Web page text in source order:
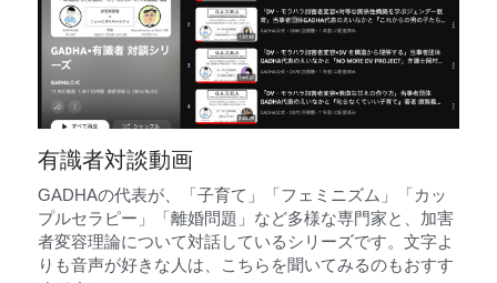
有識者対談動画
GADHAの代表が、「子育て」「フェミニズム」「カッ
プルセラピー」「離婚問題」など多様な専門家と、加害
者変容理論について対話しているシリーズです。文字よ
りも音声が好きな人は、こちらを聞いてみるのもおすす